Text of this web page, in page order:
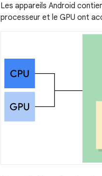
Les appareils Android
processeur et le GPU ont